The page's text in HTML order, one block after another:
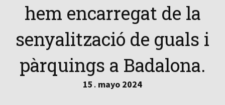
hem encarregat de la
senyalització de guals i
pàrquings a Badalona.
15 . mayo 2024